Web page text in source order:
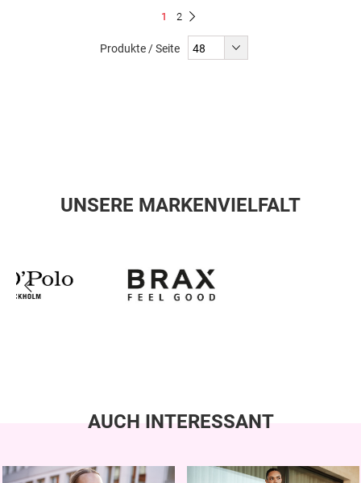
Du
gerade
1 Seite
2
Produkte / Seite
UNSERE MARKENVIELFALT
AUCH INTERESSANT